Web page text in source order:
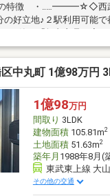
徴 ・‥…━━━☆◇西武
好立地♪２駅利用可能で
の間取りが魅力♪◇南×東
室内の日当たりや通風
揃う周辺環境
開物件情報】板橋区大
・北区・練馬区の物件情
開！未公開物件多数！物
トまで♪
中丸町 1億98万円
1億98万円
間取り 3LDK
建物面積105.81m2
土地面積51.63m2
築年月 1988年8月(
東武東上線 大
その他の交通